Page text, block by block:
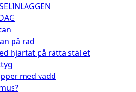
på rad
hjärtat på rätta stället
med vadd